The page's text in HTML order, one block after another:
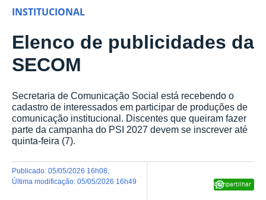
INSTITUCIONAL
Elenco de publicidades da
SECOM
Secretaria de Comunicação Social está recebendo o
cadastro de interessados em participar de produções de
comunicação institucional. Discentes que queiram fazer
parte da campanha do PSI 2027 devem se inscrever até
quinta-feira (7).
Compartilhar
publicado: 05/05/2026 16h08
última modificação: 05/05/2026 16h49